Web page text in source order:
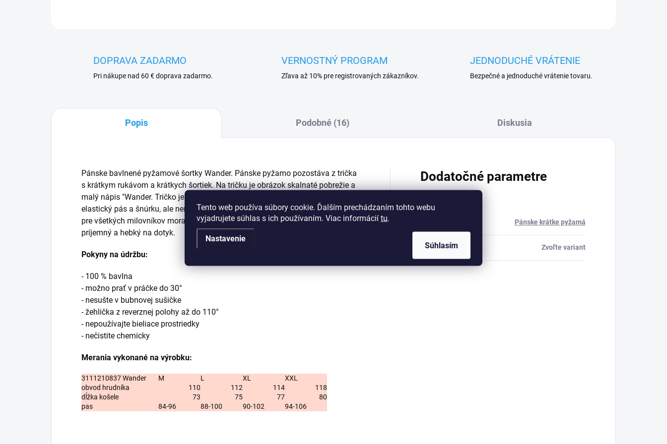
Tento web používa súbory cookie. Ďalším prechádzaním tohto webu
vyjadrujete súhlas s ich používaním. Viac informácií tu.
Nastavenie
Súhlasím
DOPRAVA ZADARMO
Pri nákupe nad 60 € doprava zadarmo.
VERNOSTNÝ PROGRAM
Zľava až 10% pre registrovaných zákazníkov.
JEDNODUCHÉ VRÁTENIE
Bezpečné a jednoduché vrátenie tovaru.
Popis Podobné (16) Diskusia
Pánske bavlnené pyžamové šortky Wander. Pánske pyžamo pozostáva z trička
s krátkym rukávom a krátkych šortiek. Na tričku je obrázokskalnaté pobrežie a
malý nápis "Wander. Tričko je doplnené károvanými šortkami, ktoré majú
elastický pás a šnúrku, ale nemajú vrecká.Toto pyžamo je vhodným darčekom
pre všetkých milovníkov mora, hôr a cestovania.Materiál zo 100 % bavlny je
príjemný a hebký na dotyk.
Pokyny na údržbu:
- 100 % bavlna
- možno prať v práčke do 30°
- nesušte v bubnovej sušičke
- žehlička z reverznej polohy až do 110°
- nepoužívajte bieliace prostriedky
- nečistite chemicky
Merania vykonané na výrobku:
3111210837 Wander M L XL
XXL
obvod hrudníka
110 112 114
118
dĺžka košele
73 75 77
80
pas
84-96 88-100 90-102 94-106
Dodatočné parametre
Pánske krátke pyžamá
EAN: Zvoľte variant